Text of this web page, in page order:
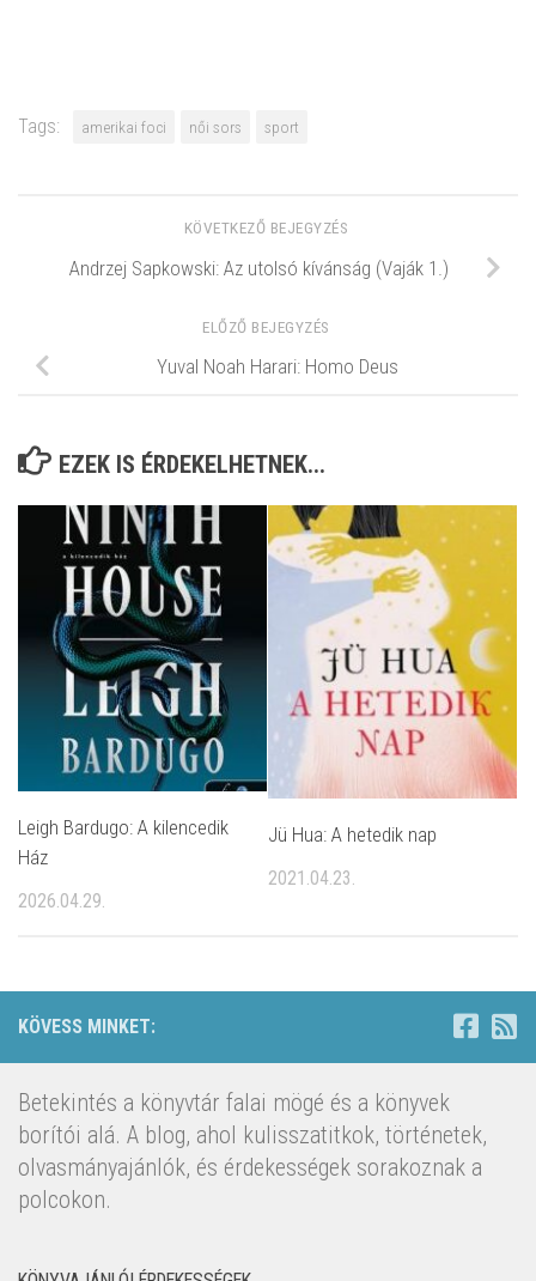
Tags: amerikai foci női sors sport
KÖVETKEZŐ BEJEGYZÉS
Andrzej Sapkowski: Az utolsó kívánság (Vaják 1.)
ELŐZŐ BEJEGYZÉS
Yuval Noah Harari: Homo Deus
EZEK IS ÉRDEKELHETNEK...
Leigh Bardugo: A kilencedik
Ház
2026.04.29.
Jü Hua: A hetedik nap
2021.04.23.
KÖVESS MINKET:
Betekintés a könyvtár falai mögé és a könyvek
borítói alá. A blog, ahol kulisszatitkok, történetek,
olvasmányajánlók, és érdekességek sorakoznak a
polcokon.